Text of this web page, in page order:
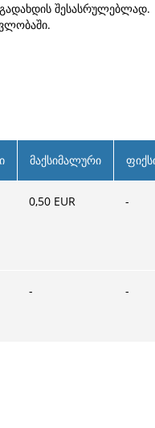
შესასრულებლად.
მაქსიმალური
0,50 EUR -
- -